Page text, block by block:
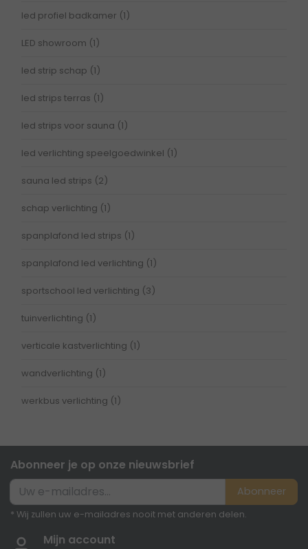
led profiel badkamer (1)
LED showroom (1)
led strip schap (1)
led strips terras (1)
led strips voor sauna (1)
led verlichting speelgoedwinkel (1)
sauna led strips (2)
schap verlichting (1)
spanplafond led strips (1)
spanplafond led verlichting (1)
sportschool led verlichting (3)
tuinverlichting (1)
verticale kastverlichting (1)
wandverlichting (1)
werkbus verlichting (1)
Abonneer je op onze nieuwsbrief
Abonneer
* Wij zullen uw e-mailadres nooit met anderen delen.
Mijn account